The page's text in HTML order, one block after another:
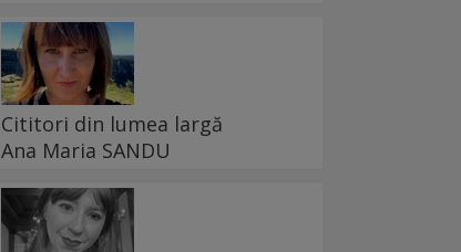
Cititori din lumea largă
Ana Maria SANDU